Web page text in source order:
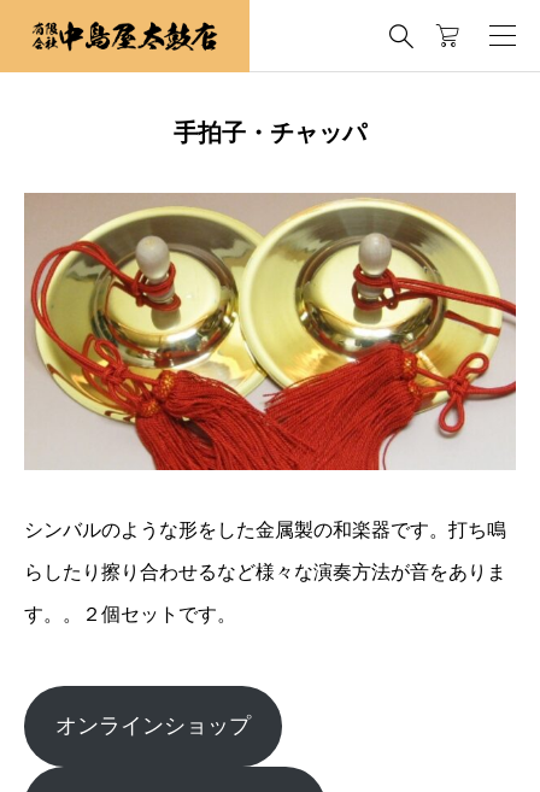

手拍子・チャッパ
シンバルのような形をした金属製の和楽器です。打ち鳴
らしたり擦り合わせるなど様々な演奏方法が音をありま
す。。２個セットです。
オンラインショップ